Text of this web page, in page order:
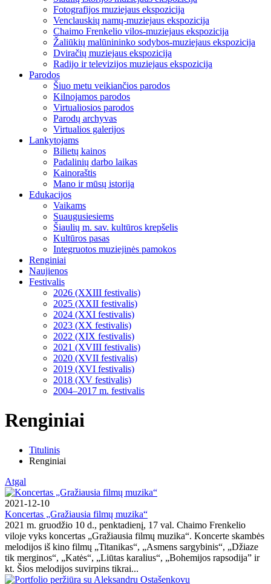
Fotografijos muziejaus ekspozicija
Venclauskių namų-muziejaus ekspozicija
Chaimo Frenkelio vilos-muziejaus ekspozicija
Žaliūkių malūnininko sodybos-muziejaus ekspozicija
Dviračių muziejaus ekspozicija
Radijo ir televizijos muziejaus ekspozicija
Parodos
Šiuo metu veikiančios parodos
Kilnojamos parodos
Virtualiosios parodos
Parodų archyvas
Virtualios galerijos
Lankytojams
Bilietų kainos
Padalinių darbo laikas
Kainoraštis
Mano ir mūsų istorija
Edukacijos
Vaikams
Suaugusiesiems
Šiaulių m. sav. kultūros krepšelis
Kultūros pasas
Integruotos muziejinės pamokos
Renginiai
Naujienos
Festivalis
2026 (XXIII festivalis)
2025 (XXII festivalis)
2024 (XXI festivalis)
2023 (XX festivalis)
2022 (XIX festivalis)
2021 (XVIII festivalis)
2020 (XVII festivalis)
2019 (XVI festivalis)
2018 (XV festivalis)
2004–2017 m. festivalis
Renginiai
Titulinis
Renginiai
Atgal
2021-12-10
Koncertas „Gražiausia filmų muzika“
2021 m. gruodžio 10 d., penktadienį, 17 val. Chaimo Frenkelio
viloje vyks koncertas „Gražiausia filmų muzika“. Koncerte skambės
melodijos iš kino filmų „Titanikas“, „Asmens sargybinis“, „Džiaze
tik merginos“, „Katės“, „Liūtas karalius“, „Bohemijos rapsodija” ir
kt. Šios melodijos suvirpins tikrai...